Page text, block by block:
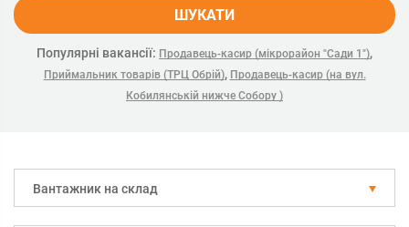
ШУКАТИ
Популярні вакансії: Продавець-касир (мікрорайон "Сади 1"),
Приймальник товарів (ТРЦ Обрій), Продавець-касир (на вул.
Кобилянській нижче Собору )
Вантажник на склад